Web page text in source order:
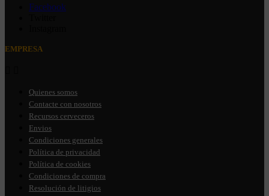
Facebook
EMPRESA
Quienes somos
Contacte con nosotros
Recursos cerveceros
Envios
Condiciones generales
Política de privacidad
Política de cookies
Condiciones de compra
Resolución de litigios